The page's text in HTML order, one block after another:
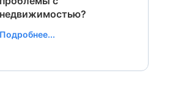
недвижимостью?
Подробнее...